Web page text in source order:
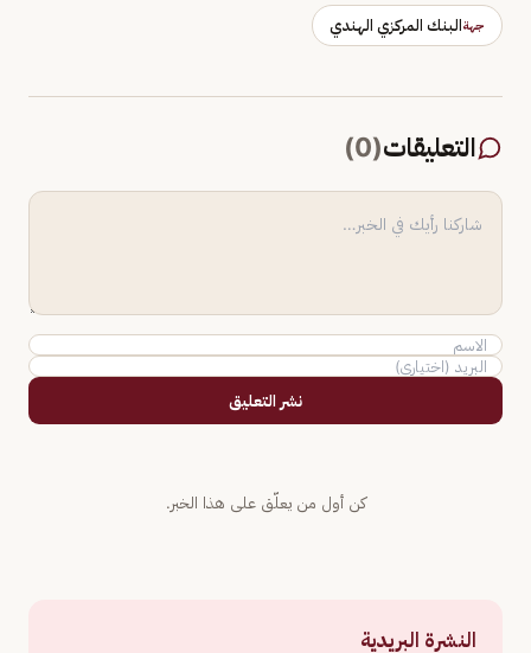
جهةالبنك المركزي الهندي
التعليقات(
0
)
نشر التعليق
كن أول من يعلّق على هذا الخبر.
النشرة البريدية